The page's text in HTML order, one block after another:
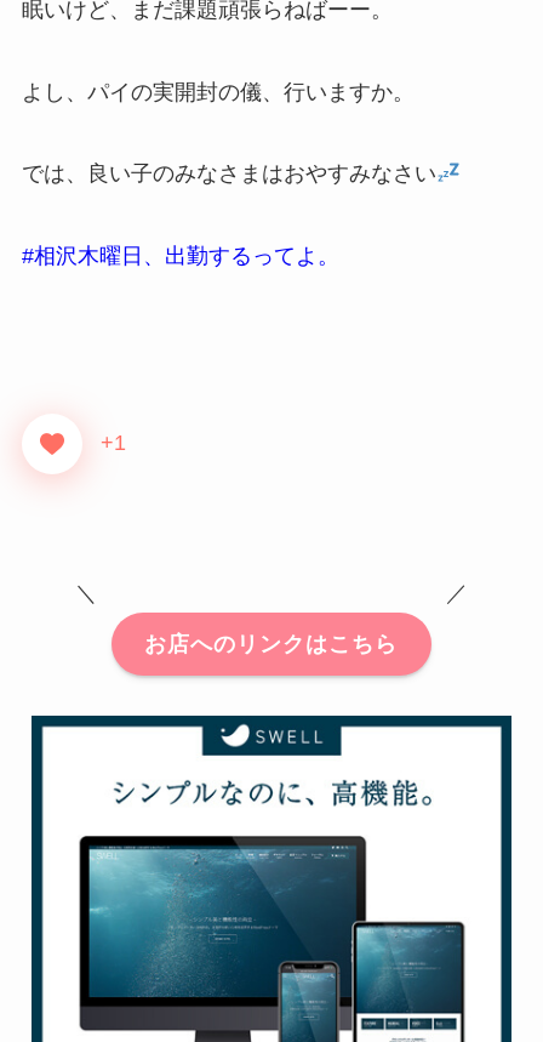
眠いけど、まだ課題頑張らねばーー。
よし、パイの実開封の儀、行いますか。
では、良い子のみなさまはおやすみなさい
#相沢木曜日、出勤するってよ。
+1
＼ ／
お店へのリンクはこちら